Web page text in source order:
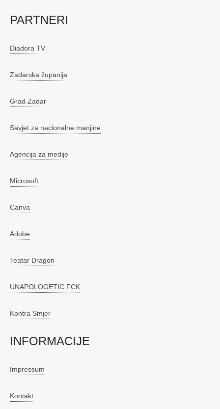
PARTNERI
Diadora TV
Zadarska županija
Grad Zadar
Savjet za nacionalne manjine
Agencija za medije
Microsoft
Canva
Adobe
Teatar Dragon
UNAPOLOGETIC.FCK
Kontra Smjer
INFORMACIJE
Impressum
Kontakt